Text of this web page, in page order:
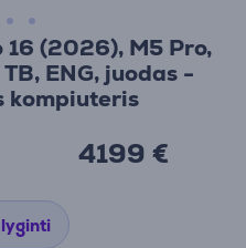
(2026), M5 Pro,
ENG, juodas -
kompiuteris
4199 €